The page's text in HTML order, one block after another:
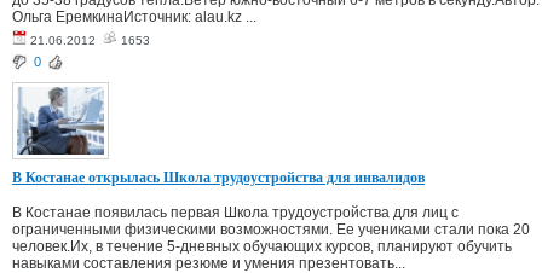
Ольга ЕремкинаИсточник: alau.kz ...
21.06.2012 1653
0
В Костанае открылась Школа трудоустройства для инвалидов
В Костанае появилась первая Школа трудоустройства для лиц с
ограниченными физическими возможностями. Ее учениками стали пока 20
человек.Их, в течение 5-дневных обучающих курсов, планируют обучить
навыками составления резюме и умения презентовать...